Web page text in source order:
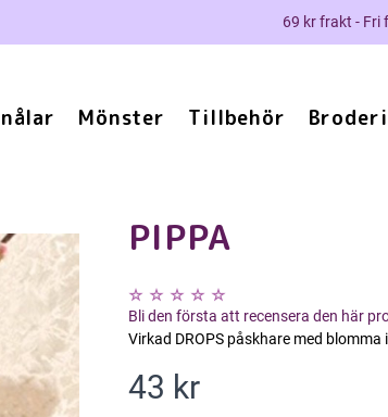
69 kr frakt - Fri
Mönster Tillbehör
PIPPA
Bli den första att recensera den här
Virkad DROPS påskhare med blomma i
43 kr